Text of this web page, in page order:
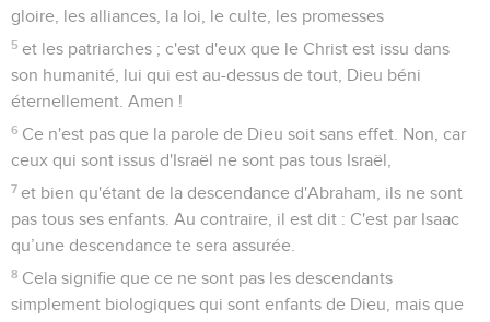
gloire, les alliances, la loi, le culte, les promesses
5 et les patriarches ; c'est d'eux que le Christ est issu dans
son humanité, lui qui est au-dessus de tout, Dieu béni
éternellement. Amen !
6 Ce n'est pas que la parole de Dieu soit sans effet. Non, car
ceux qui sont issus d'Israël ne sont pas tous Israël,
7 et bien qu'étant de la descendance d'Abraham, ils ne sont
pas tous ses enfants. Au contraire, il est dit : C'est par Isaac
qu’une descendance te sera assurée.
8 Cela signifie que ce ne sont pas les descendants
simplement biologiques qui sont enfants de Dieu, mais que